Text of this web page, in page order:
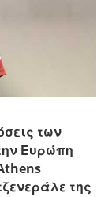
των
Ευρώπη
της